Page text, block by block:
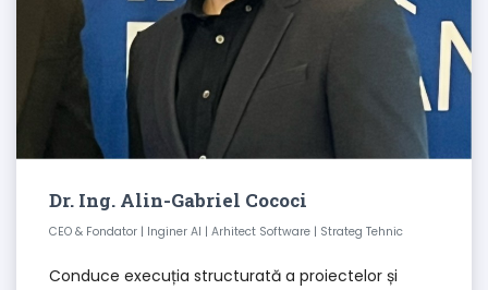
Dr. Ing. Alin-Gabriel Cococi
CEO & Fondator | Inginer AI | Arhitect Software | Strateg Tehnic
Conduce execuția structurată a proiectelor și